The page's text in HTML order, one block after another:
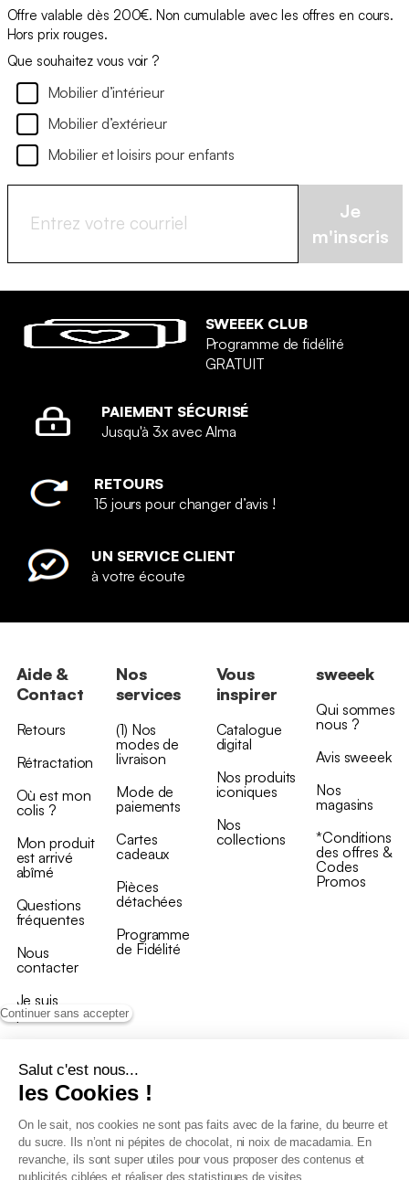
Continuer sans accepter
Salut c'est nous...
les Cookies !
On le sait, nos cookies ne sont pas faits avec de la farine, du beurre et
du sucre. Ils n’ont ni pépites de chocolat, ni noix de macadamia. En
revanche, ils sont super utiles pour vous proposer des contenus et
publicités ciblées et réaliser des statistiques de visites.
Offre valable dès 200€. Non cumulable avec les offres en cours.
Hors prix rouges.
Que souhaitez vous voir ?
Mobilier d’intérieur
Mobilier d’extérieur
Mobilier et loisirs pour enfants
Je
m'inscris
SWEEEK CLUB
Programme de fidélité
GRATUIT
PAIEMENT SÉCURISÉ
Jusqu'à 3x avec Alma
RETOURS
15 jours pour changer d’avis !
UN SERVICE CLIENT
à votre écoute
Aide &
Contact
Retours
Rétractation
Où est mon
colis ?
Mon produit
est arrivé
abîmé
Questions
fréquentes
Nous
contacter
Je suis
professionnel
Nos
services
(1) Nos
modes de
livraison
Mode de
paiements
Cartes
cadeaux
Pièces
détachées
Programme
de Fidélité
Vous
inspirer
Catalogue
digital
Nos produits
iconiques
Nos
collections
sweeek
Qui sommes
nous ?
Avis sweeek
Nos
magasins
*Conditions
des offres &
Codes
Promos
Conditions générales de vente
Conditions générales du programme de fidélité
Charte de données personnelles